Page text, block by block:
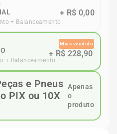
+ Balanceamento
+ R$ 0,00
+ Balanceamento
Mais vendido
+ R$ 228,90
Apenas
o
produto